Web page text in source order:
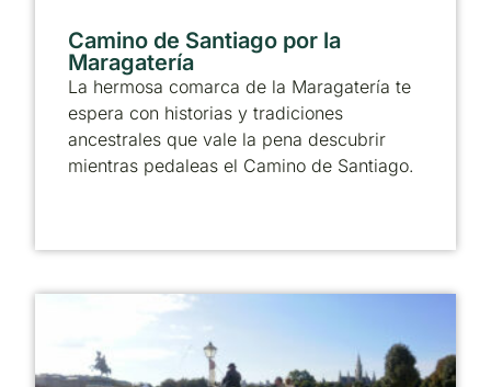
Camino de Santiago por la
Maragatería
La hermosa comarca de la Maragatería te
espera con historias y tradiciones
ancestrales que vale la pena descubrir
mientras pedaleas el Camino de Santiago.